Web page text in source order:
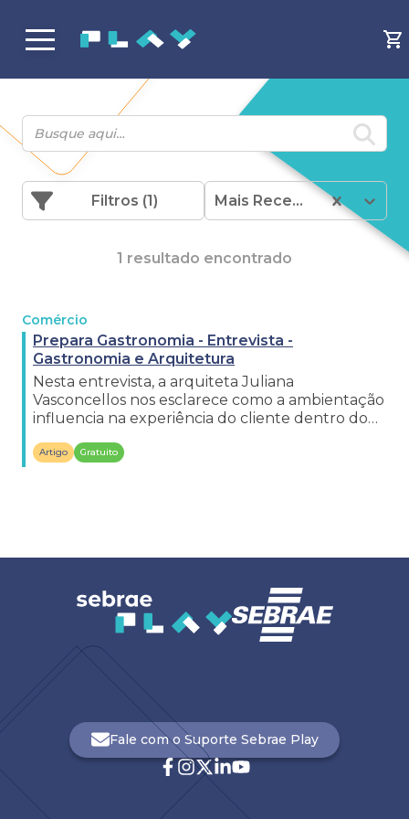
Filtros (1) Mais Recentes
1 resultado encontrado
Comércio
Prepara Gastronomia - Entrevista -
Gastronomia e Arquitetura
Nesta entrevista, a arquiteta Juliana
Vasconcellos nos esclarece como a ambientação
influencia na experiência do cliente dentro do
Artigo Gratuito
Fale com o Suporte Sebrae Play